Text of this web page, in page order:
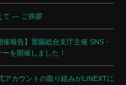
て ― ご挨拶
催報告】置賜総合支庁主催 SNS・
を開催しました！
アカウントの取り組みがLINEXTに